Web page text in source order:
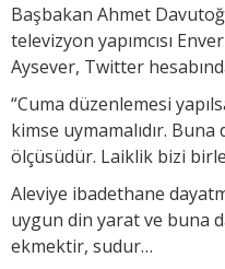
Başbakan Ahmet
televizyon yapımcısı
Aysever, Twitter
“Cuma düzenlemesi
kimse uymamalıdır.
ölçüsüdür. Laiklik bizi
Aleviye ibadethane
uygun din yarat ve buna
ekmektir, sudur…